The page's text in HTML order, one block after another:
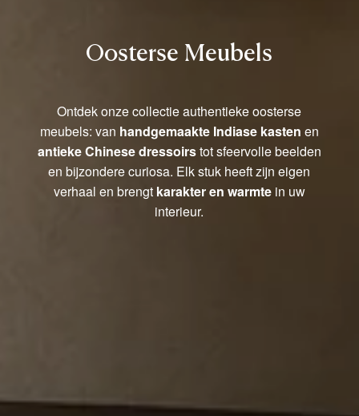
Oosterse Meubels
Ontdek onze collectie authentieke oosterse
meubels: van handgemaakte Indiase kasten en
antieke Chinese dressoirstot sfeervolle beelden
en bijzondere curiosa. Elk stuk heeft zijn eigen
verhaal en brengt karakter en warmte in uw
interieur.